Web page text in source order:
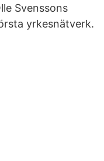
Svenssons
yrkesnätverk.